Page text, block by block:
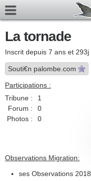
La tornade
Inscrit depuis 7 ans et 293j
Souti€n palombe.com
Participations :
Tribune :
1
Forum :
0
Photos :
0
Observations Migration:
ses Observations 2018